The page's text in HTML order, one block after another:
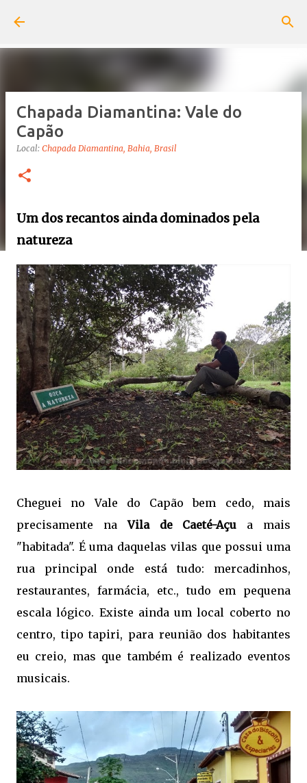
Chapada Diamantina: Vale do
Capão
Local: Chapada Diamantina, Bahia, Brasil
Um dos recantos ainda dominados pela
natureza
Cheguei no Vale do Capão bem cedo, mais
precisamente naVila de Caeté-Açu a mais
"habitada". É uma daquelas vilas que possui uma
rua principal onde está tudo: mercadinhos,
restaurantes, farmácia, etc., tudo em pequena
escala lógico. Existe ainda um local coberto no
centro, tipo tapiri, para reunião dos habitantes
eu creio, mas que também é realizado eventos
musicais.